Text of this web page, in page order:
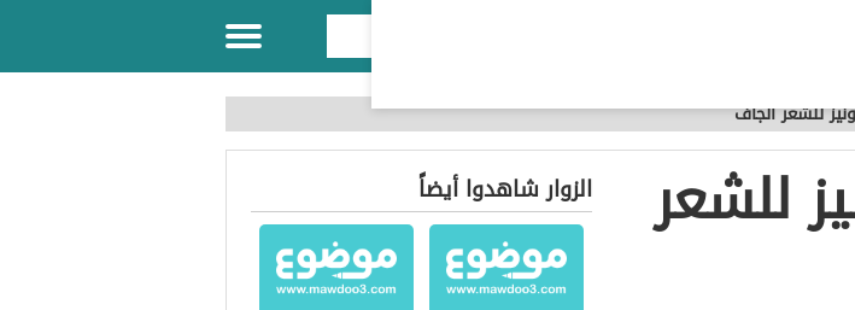
للشعر الجاف
للشعر الزوار شاهدوا أيضاً